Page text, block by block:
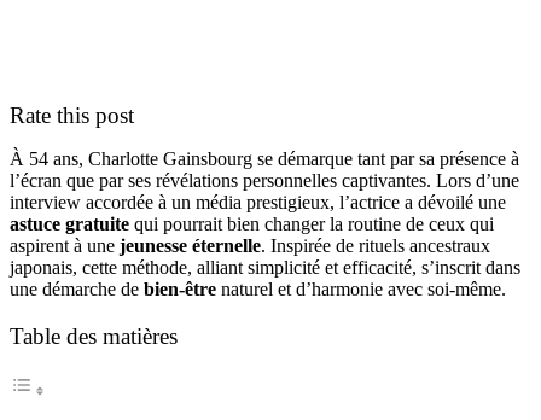
Rate this post
À 54 ans, Charlotte Gainsbourg se démarque tant par sa présence à
l’écran que par ses révélations personnelles captivantes. Lors d’une
interview accordée à un média prestigieux, l’actrice a dévoilé une
astuce gratuite qui pourrait bien changer la routine de ceux qui
aspirent à une jeunesse éternelle. Inspirée de rituels ancestraux
japonais, cette méthode, alliant simplicité et efficacité, s’inscrit dans
une démarche de bien-être naturel et d’harmonie avec soi-même.
Table des matières